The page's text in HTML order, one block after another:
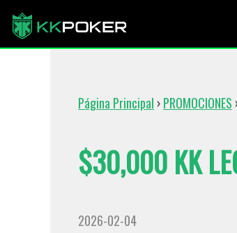
Página Principal ›PROMOCIONES
$30,000 KK
2026-02-04